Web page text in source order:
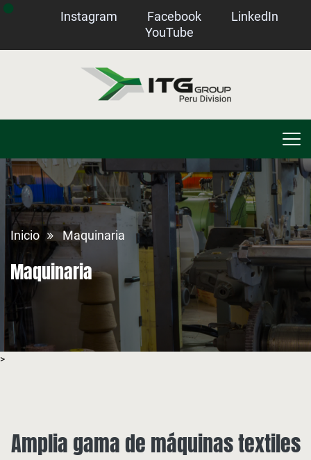
Instagram Facebook
LinkedIn
YouTube
Inicio Maquinaria
Maquinaria
>
Amplia gama de máquinas textiles